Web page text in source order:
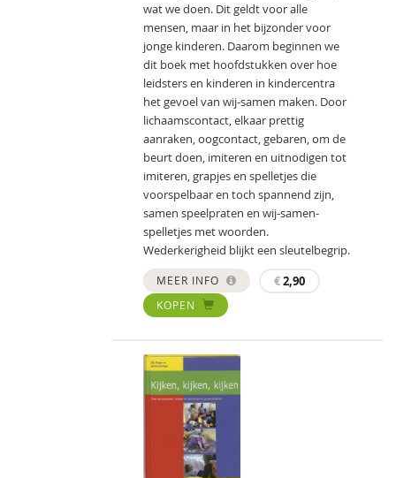
wat we doen. Dit geldt voor alle
mensen, maar in het bijzonder voor
jonge kinderen. Daarom beginnen we
dit boek met hoofdstukken over hoe
leidsters en kinderen in kindercentra
het gevoel van wij-samen maken. Door
lichaamscontact, elkaar prettig
aanraken, oogcontact, gebaren, om de
beurt doen, imiteren en uitnodigen tot
imiteren, grapjes en spelletjes die
voorspelbaar en toch spannend zijn,
samen speelpraten en wij-samen-
spelletjes met woorden.
Wederkerigheid blijkt een sleutelbegrip.
MEER INFO €2,90
KOPEN